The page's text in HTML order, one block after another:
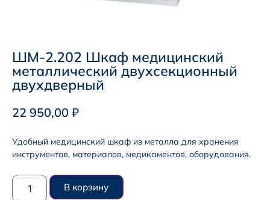
ШМ-2.202 Шкаф медицинский
металлический двухсекционный
двухдверный
22 950,00 ₽
Удобный медицинский шкаф из металла для хранения
инструментов, материалов, медикаментов, оборудования.
В корзину